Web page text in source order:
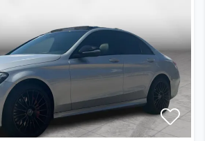
via bluetooth